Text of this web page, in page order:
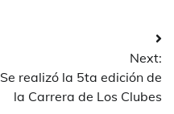
Next:
Se realizó la 5ta edición de
la Carrera de Los Clubes